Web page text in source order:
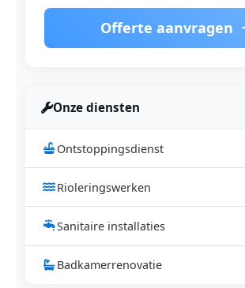
Offerte aanvragen
Onze diensten
Ontstoppingsdienst
Rioleringswerken
Sanitaire installaties
Badkamerrenovatie